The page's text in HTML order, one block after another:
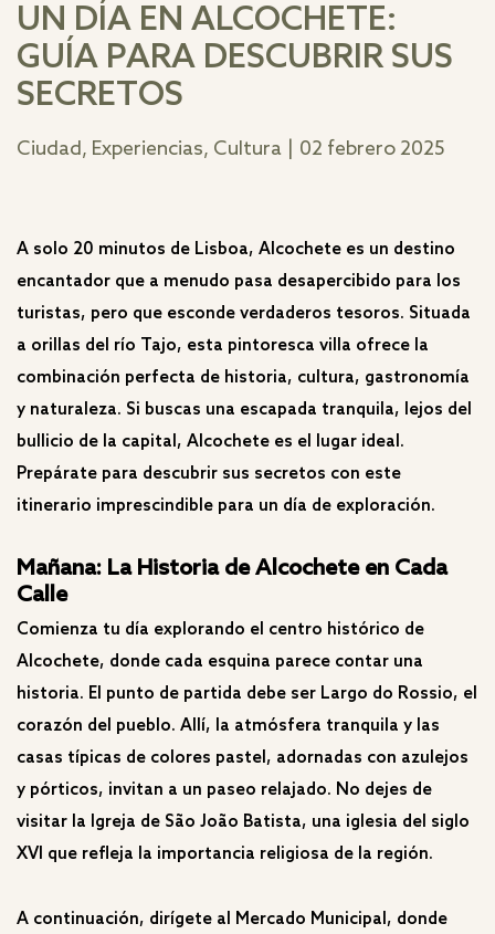
UN DÍA EN ALCOCHETE:
GUÍA PARA DESCUBRIR SUS
SECRETOS
Ciudad, Experiencias, Cultura 02 febrero 2025
A solo 20 minutos de Lisboa, Alcochete es un destino
encantador que a menudo pasa desapercibido para los
turistas, pero que esconde verdaderos tesoros. Situada
a orillas del río Tajo, esta pintoresca villa ofrece la
combinación perfecta de historia, cultura, gastronomía
y naturaleza. Si buscas una escapada tranquila, lejos del
bullicio de la capital, Alcochete es el lugar ideal.
Prepárate para descubrir sus secretos con este
itinerario imprescindible para un día de exploración.
Mañana: La Historia de Alcochete en Cada
Calle
Comienza tu día explorando el centro histórico de
Alcochete, donde cada esquina parece contar una
historia. El punto de partida debe ser Largo do Rossio, el
corazón del pueblo. Allí, la atmósfera tranquila y las
casas típicas de colores pastel, adornadas con azulejos
y pórticos, invitan a un paseo relajado. No dejes de
visitar la Igreja de São João Batista, una iglesia del siglo
XVI que refleja la importancia religiosa de la región.
A continuación, dirígete al Mercado Municipal, donde